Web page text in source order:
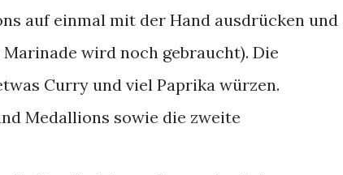
auf einmal mit der Hand ausdrücken und
wird noch gebraucht). Die
Curry und viel Paprika würzen.
Medallions sowie die zweite